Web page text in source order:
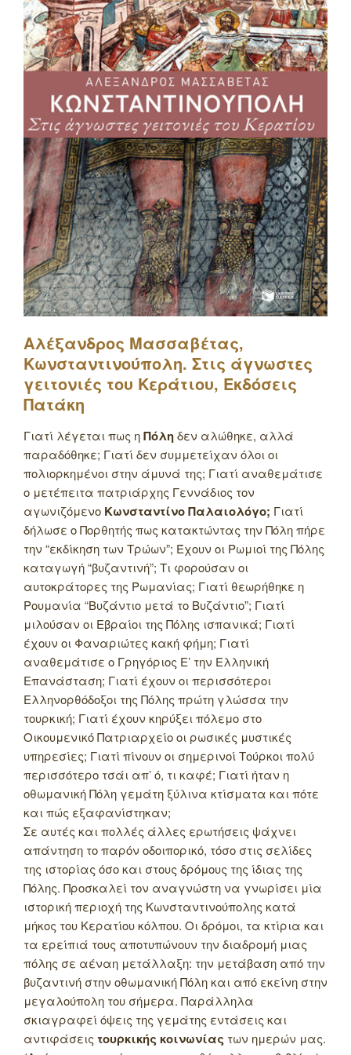
Αλέξανδρος Μασσαβέτας,
Κωνσταντινούπολη. Στις άγνωστες
γειτονιές του Κεράτιου, Εκδόσεις
Πατάκη
Γιατί λέγεται πως ηΠόληδεν αλώθηκε, αλλά
παραδόθηκε; Γιατί δεν συμμετείχαν όλοι οι
πολιορκημένοι στην άμυνά της; Γιατί αναθεμάτισε
ο μετέπειτα πατριάρχης Γεννάδιος τον
αγωνιζόμενο Κωνσταντίνο Παλαιολόγο; Γιατί
δήλωσε ο Πορθητής πως κατακτώντας την Πόλη πήρε
την “εκδίκηση των Τρώων”; Έχουν οι Ρωμιοί της Πόλης
καταγωγή “βυζαντινή”; Τι φορούσαν οι
αυτοκράτορες της Ρωμανίας; Γιατί θεωρήθηκε η
Ρουμανία “Βυζάντιο μετά το Βυζάντιο”; Γιατί
μιλούσαν οι Εβραίοι της Πόλης ισπανικά; Γιατί
έχουν οι Φαναριώτες κακή φήμη; Γιατί
αναθεμάτισε ο Γρηγόριος Ε’ την Ελληνική
Επανάσταση; Γιατί έχουν οι περισσότεροι
Ελληνορθόδοξοι της Πόλης πρώτη γλώσσα την
τουρκική; Γιατί έχουν κηρύξει πόλεμο στο
Οικουμενικό Πατριαρχείο οι ρωσικές μυστικές
υπηρεσίες; Γιατί πίνουν οι σημερινοί Τούρκοι πολύ
περισσότερο τσάι απ’ ό, τι καφέ; Γιατί ήταν η
οθωμανική Πόλη γεμάτη ξύλινα κτίσματα και πότε
και πώς εξαφανίστηκαν;
Σε αυτές και πολλές άλλες ερωτήσεις ψάχνει
απάντηση το παρόν οδοιπορικό, τόσο στις σελίδες
της ιστορίας όσο και στους δρόμους της ίδιας της
Πόλης. Προσκαλεί τον αναγνώστη να γνωρίσει μία
ιστορική περιοχή της Κωνσταντινούπολης κατά
μήκος του Κερατίου κόλπου. Οι δρόμοι, τα κτίρια και
τα ερείπιά τους αποτυπώνουν την διαδρομή μιας
πόλης σε αέναη μετάλλαξη: την μετάβαση από την
βυζαντινή στην οθωμανική Πόλη και από εκείνη στην
μεγαλούπολη του σήμερα. Παράλληλα
σκιαγραφεί όψεις της γεμάτης εντάσεις και
αντιφάσεις τουρκικής κοινωνίας των ημερών μας.